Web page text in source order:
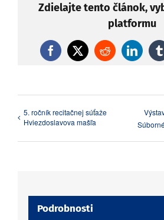
Zdielajte tento článok,
platformu
Facebook
X Reddit
5. ročník recitačnej súťaže
Hviezdoslavova mašľa
Podrobnosti